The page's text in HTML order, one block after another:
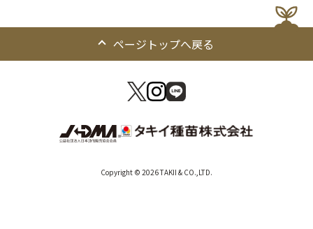
ページトップへ戻る
Copyright © 2026 TAKII & CO.,LTD.